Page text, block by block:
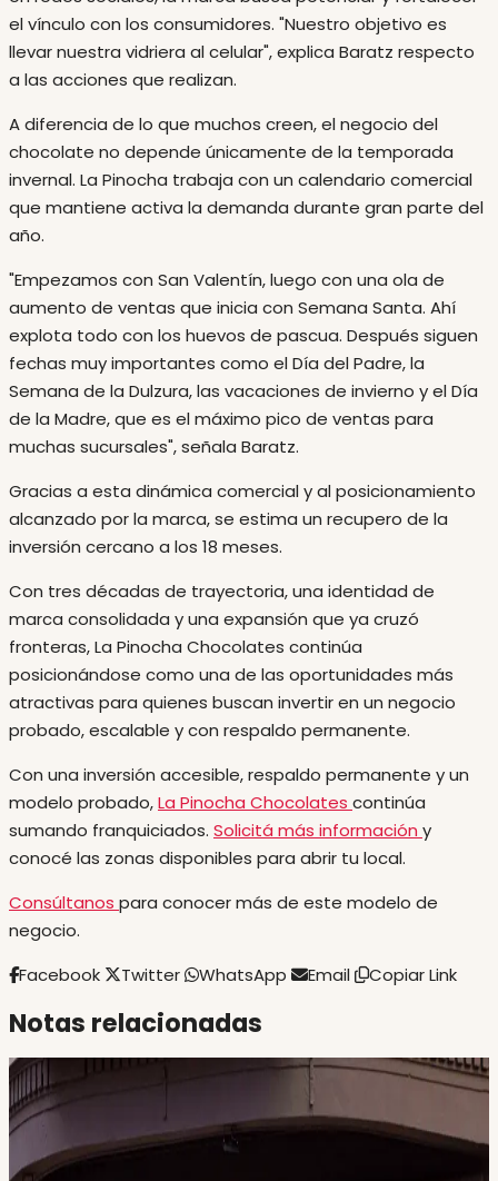
el vínculo con los consumidores. "Nuestro objetivo es
llevar nuestra vidriera al celular", explica Baratz respecto
a las acciones que realizan.
A diferencia de lo que muchos creen, el negocio del
chocolate no depende únicamente de la temporada
invernal. La Pinocha trabaja con un calendario comercial
que mantiene activa la demanda durante gran parte del
año.
"Empezamos con San Valentín, luego con una ola de
aumento de ventas que inicia con Semana Santa. Ahí
explota todo con los huevos de pascua. Después siguen
fechas muy importantes como el Día del Padre, la
Semana de la Dulzura, las vacaciones de invierno y el Día
de la Madre, que es el máximo pico de ventas para
muchas sucursales", señala Baratz.
Gracias a esta dinámica comercial y al posicionamiento
alcanzado por la marca, se estima un recupero de la
inversión cercano a los 18 meses.
Con tres décadas de trayectoria, una identidad de
marca consolidada y una expansión que ya cruzó
fronteras, La Pinocha Chocolates continúa
posicionándose como una de las oportunidades más
atractivas para quienes buscan invertir en un negocio
probado, escalable y con respaldo permanente.
Con una inversión accesible, respaldo permanente y un
modelo probado,La Pinocha Chocolates continúa
sumando franquiciados. Solicitá más información y
conocé las zonas disponibles para abrir tu local.
Consúltanos para conocer más de este modelo de
negocio.
Facebook
Twitter WhatsApp Email Copiar Link
Notas relacionadas